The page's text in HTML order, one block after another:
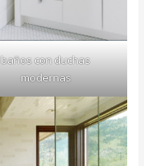
baños con duchas
modernas